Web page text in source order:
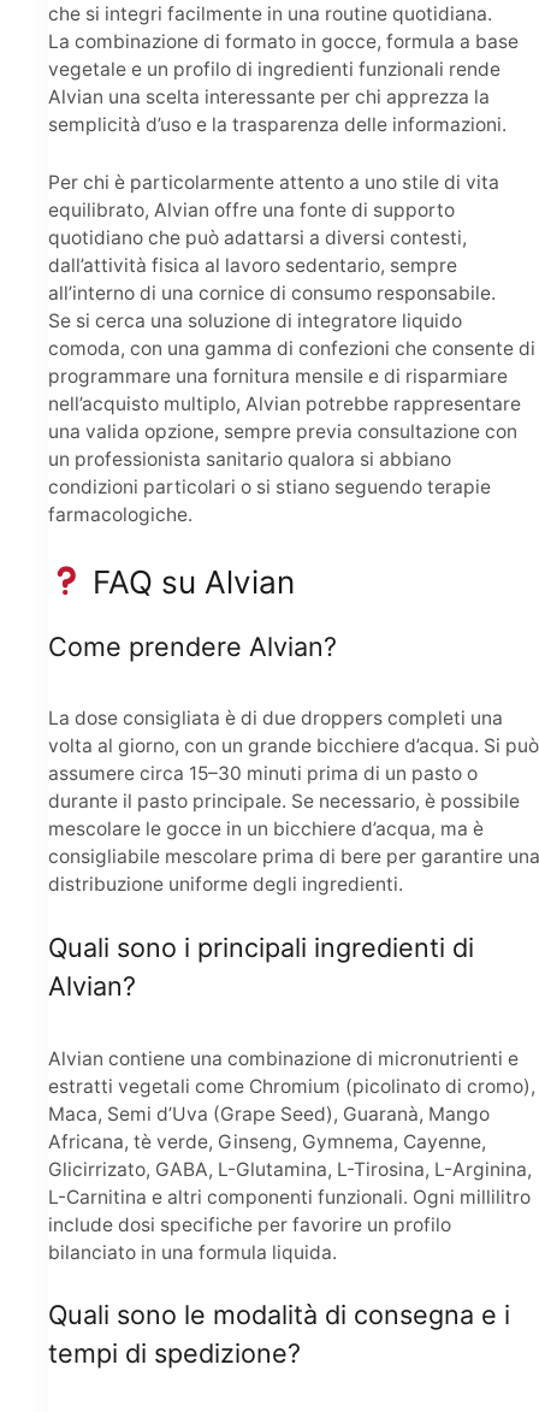
che si integri facilmente in una routine quotidiana.
La combinazione di formato in gocce, formula a base
vegetale e un profilo di ingredienti funzionali rende
Alvian una scelta interessante per chi apprezza la
semplicità d’uso e la trasparenza delle informazioni.
Per chi è particolarmente attento a uno stile di vita
equilibrato, Alvian offre una fonte di supporto
quotidiano che può adattarsi a diversi contesti,
dall’attività fisica al lavoro sedentario, sempre
all’interno di una cornice di consumo responsabile.
Se si cerca una soluzione di integratore liquido
comoda, con una gamma di confezioni che consente di
programmare una fornitura mensile e di risparmiare
nell’acquisto multiplo, Alvian potrebbe rappresentare
una valida opzione, sempre previa consultazione con
un professionista sanitario qualora si abbiano
condizioni particolari o si stiano seguendo terapie
farmacologiche.
FAQ su Alvian
Come prendere Alvian?
La dose consigliata è di due droppers completi una
volta al giorno, con un grande bicchiere d’acqua. Si può
assumere circa 15–30 minuti prima di un pasto o
durante il pasto principale. Se necessario, è possibile
mescolare le gocce in un bicchiere d’acqua, ma è
consigliabile mescolare prima di bere per garantire una
distribuzione uniforme degli ingredienti.
Quali sono i principali ingredienti di
Alvian?
Alvian contiene una combinazione di micronutrienti e
estratti vegetali come Chromium (picolinato di cromo),
Maca, Semi d’Uva (Grape Seed), Guaranà, Mango
Africana, tè verde, Ginseng, Gymnema, Cayenne,
Glicirrizato, GABA, L-Glutamina, L-Tirosina, L-Arginina,
L-Carnitina e altri componenti funzionali. Ogni millilitro
include dosi specifiche per favorire un profilo
bilanciato in una formula liquida.
Quali sono le modalità di consegna e i
tempi di spedizione?